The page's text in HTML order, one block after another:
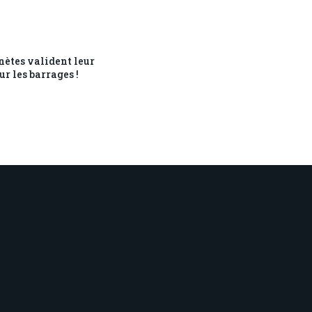
valident leur
les barrages !